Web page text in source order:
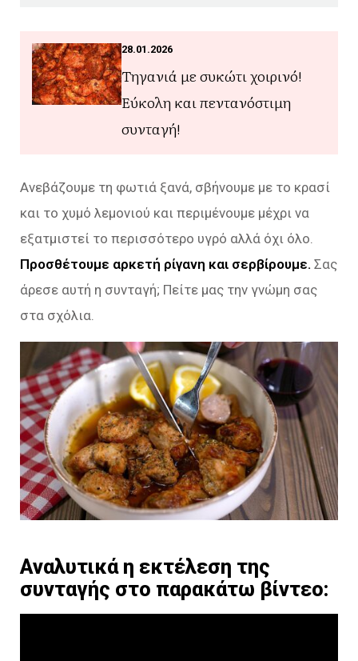
28.01.2026
Τηγανιά με συκώτι χοιρινό!
Eύκολη και πεντανόστιμη
συνταγή!
Ανεβάζουμε τη φωτιά ξανά, σβήνουμε με το κρασί
και το χυμό λεμονιού και περιμένουμε μέχρι να
εξατμιστεί το περισσότερο υγρό αλλά όχι όλο.
Προσθέτουμε αρκετή ρίγανη και σερβίρουμε. Σας
άρεσε αυτή η συνταγή; Πείτε μας την γνώμη σας
στα σχόλια.
Αναλυτικά η εκτέλεση της
συνταγής στο παρακάτω βίντεο: